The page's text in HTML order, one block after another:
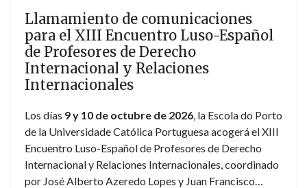
Llamamiento de comunicaciones
para el XIII Encuentro Luso-Español
de Profesores de Derecho
Internacional y Relaciones
Internacionales
Los días 9 y 10 de octubre de 2026, la Escola do Porto
de la Universidade Católica Portuguesa acogerá el XIII
Encuentro Luso-Español de Profesores de Derecho
Internacional y Relaciones Internacionales, coordinado
por José Alberto Azeredo Lopes y Juan Francisco